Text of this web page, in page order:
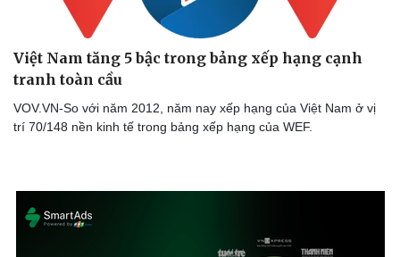
Việt Nam tăng 5 bậc trong bảng xếp hạng cạnh
tranh toàn cầu
VOV.VN-So với năm 2012, năm nay xếp hạng của Việt Nam ở vị
trí 70/148 nền kinh tế trong bảng xếp hạng của WEF.